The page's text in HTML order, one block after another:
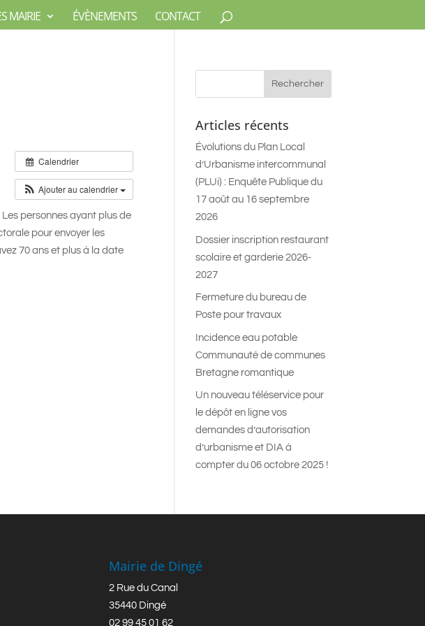
MAIRIE ÉVÈNEMENTS CONTACT
Calendrier
Ajouter au calendrier
personnes ayant plus de
pour envoyer les
70 ans et plus à la date
Articles récents
Évolutions du Plan Local
d’Urbanisme intercommunal
(PLUi) : Enquête Publique du
17 août au 16 septembre
2026
Dossier inscription restaurant
scolaire et garderie 2026-
2027
Fermeture du bureau de
Poste pour travaux
Incidence eau potable
Communauté de communes
Bretagne romantique
Un nouveau téléservice pour
le dépôt en ligne vos
demandes d’autorisation
d’urbanisme et DIA à
compter du 06 octobre 2025 !
Mairie de Dingé
2 Rue du Canal
35440 Dingé
02 99 45 01 62